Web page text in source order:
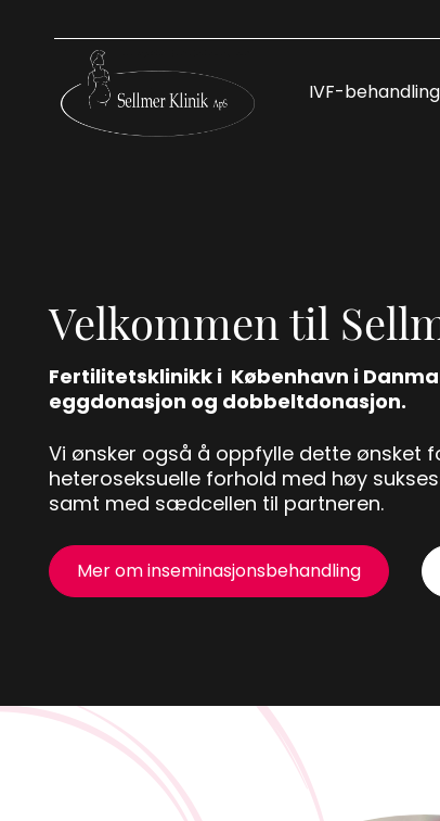
IVF-behandling
Velkommen til
Fertilitetsklinikk i København i
eggdonasjon og dobbeltdonasjon.
Vi ønsker også å oppfylle dette ønsket
heteroseksuelle forhold med høy
samt med sædcellen til partneren.
Mer om inseminasjonsbehandling